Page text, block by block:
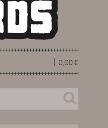
0,00 €
|